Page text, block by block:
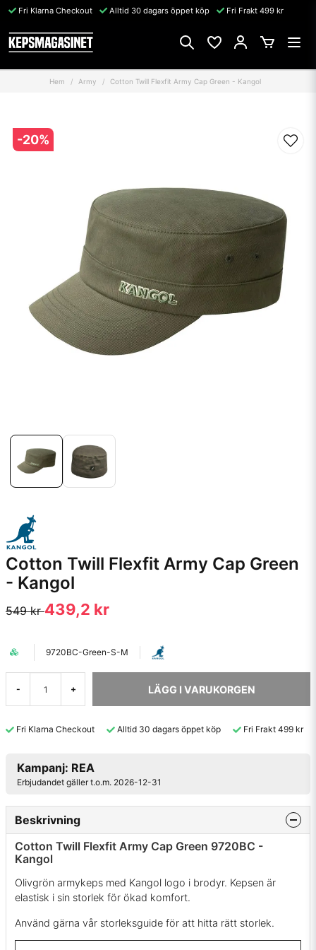
Fri Klarna Checkout Alltid 30 dagars öppet köp Fri Frakt 499 kr
Hem Army Cotton Twill Flexfit Army Cap Green - Kangol
-20%
Cotton Twill Flexfit Army Cap Green
- Kangol
549 kr439,2 kr
9720BC-Green-S-M
- + LÄGG I VARUKORGEN
Fri Klarna Checkout Alltid 30 dagars öppet köp Fri Frakt 499 kr
Kampanj: REA
Erbjudandet gäller t.o.m. 2026-12-31
Beskrivning
Cotton Twill Flexfit Army Cap Green 9720BC -
Kangol
Olivgrön armykeps med Kangol logo i brodyr. Kepsen är
elastisk i sin storlek för ökad komfort.
Använd gärna vår storleksguide för att hitta rätt storlek.